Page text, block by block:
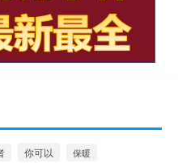
你可以 保暖